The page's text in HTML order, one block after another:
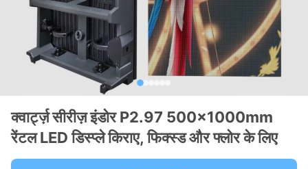
क्वार्ट्ज़ सीरीज़ इंडोर P2.97 500×1000mm
रेंटल LED डिस्प्ले किराए, फिक्स्ड और फ्लोर के लिए